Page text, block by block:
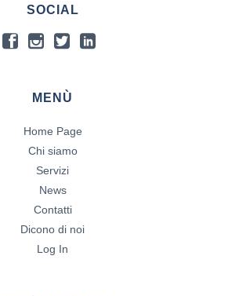
SOCIAL
MENÙ
Home Page
Chi siamo
Servizi
News
Contatti
Dicono di noi
Log In